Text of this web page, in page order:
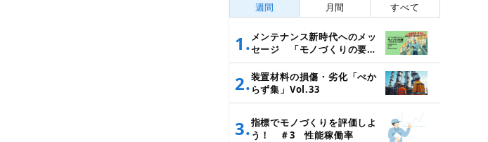
週間
月間 すべて
1.メンテナンス新時代へのメッ
セージ 「モノづくりの要
～設備管理・保全と価値創造
～」
2.装置材料の損傷・劣化「べか
らず集」Vol.33
3.指標でモノづくりを評価しよ
う！ ＃3 性能稼働率